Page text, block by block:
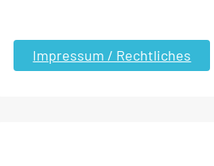
Impressum / Rechtliches